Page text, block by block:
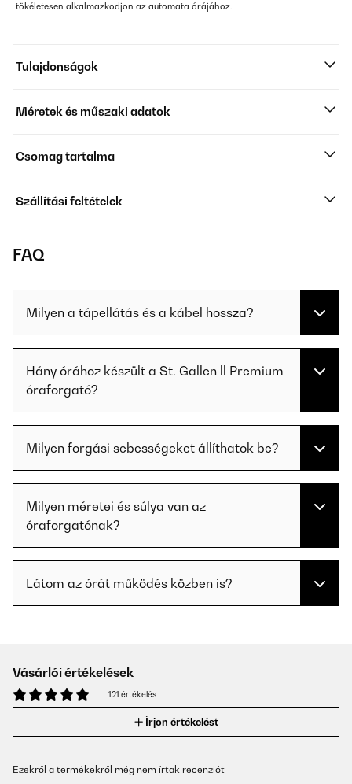
tökéletesen alkalmazkodjon az automata órájához.
Tulajdonságok
Méretek és műszaki adatok
Csomag tartalma
Szállítási feltételek
FAQ
Milyen a tápellátás és a kábel hossza?
Hány órához készült a St. Gallen ll Premium
óraforgató?
Milyen forgási sebességeket állíthatok be?
Milyen méretei és súlya van az
óraforgatónak?
Látom az órát működés közben is?
Vásárlói értékelések
121 értékelés
Írjon értékelést
Ezekről a termékekről még nem írtak recenziót